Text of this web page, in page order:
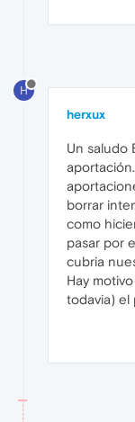
H
herxux
Un saludo
borrar
como
pasar por
cubria
Hay
todavia) el